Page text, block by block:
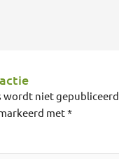
wordt niet gepubliceerd.
met*